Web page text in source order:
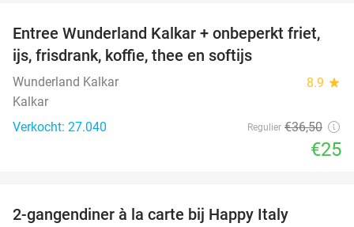
32%
Entree Wunderland Kalkar + onbeperkt friet,
ijs, frisdrank, koffie, thee en softijs
Wunderland Kalkar 8.9 star
Kalkar
Verkocht: 27.040
Regulier €36,50
€25
2-gangendiner à la carte bij Happy Italy